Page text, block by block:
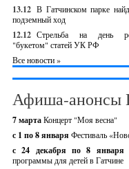
13.12 В Гатчинском парке
подземный ход
12.12 Стрельба на день
"букетом" статей УК РФ
Все новости »
Афиша-анонсы
7 мартаКонцерт "Моя весна"
с 1 по 8 января Фестиваль
с 24 декабря по 8
программы для детей в Гатчине